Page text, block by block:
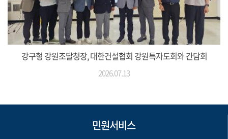
강구형 강원조달청장, 대한건설협회 강원특자도회와 간담회
2026.07.13
민원서비스